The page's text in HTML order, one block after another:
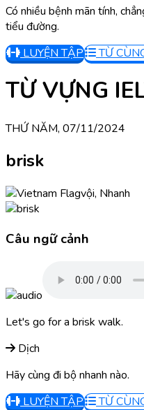
Có nhiều bệnh mãn tính,
tiểu đường.
LUYỆN TẬP
TỪ
TỪ VỰNG
THỨ NĂM, 07/11/2024
brisk
vội, Nhanh
Câu ngữ cảnh
Let's go for a brisk walk.
Dịch
Hãy cùng đi bộ nhanh nào.
LUYỆN TẬP
TỪ